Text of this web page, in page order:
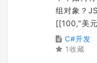
组对象？
[[100,"美
C#开发
1收藏